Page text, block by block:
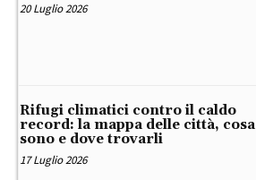
20 Luglio 2026
Rifugi climatici contro il caldo
record: la mappa delle città, cosa
sono e dove trovarli
17 Luglio 2026